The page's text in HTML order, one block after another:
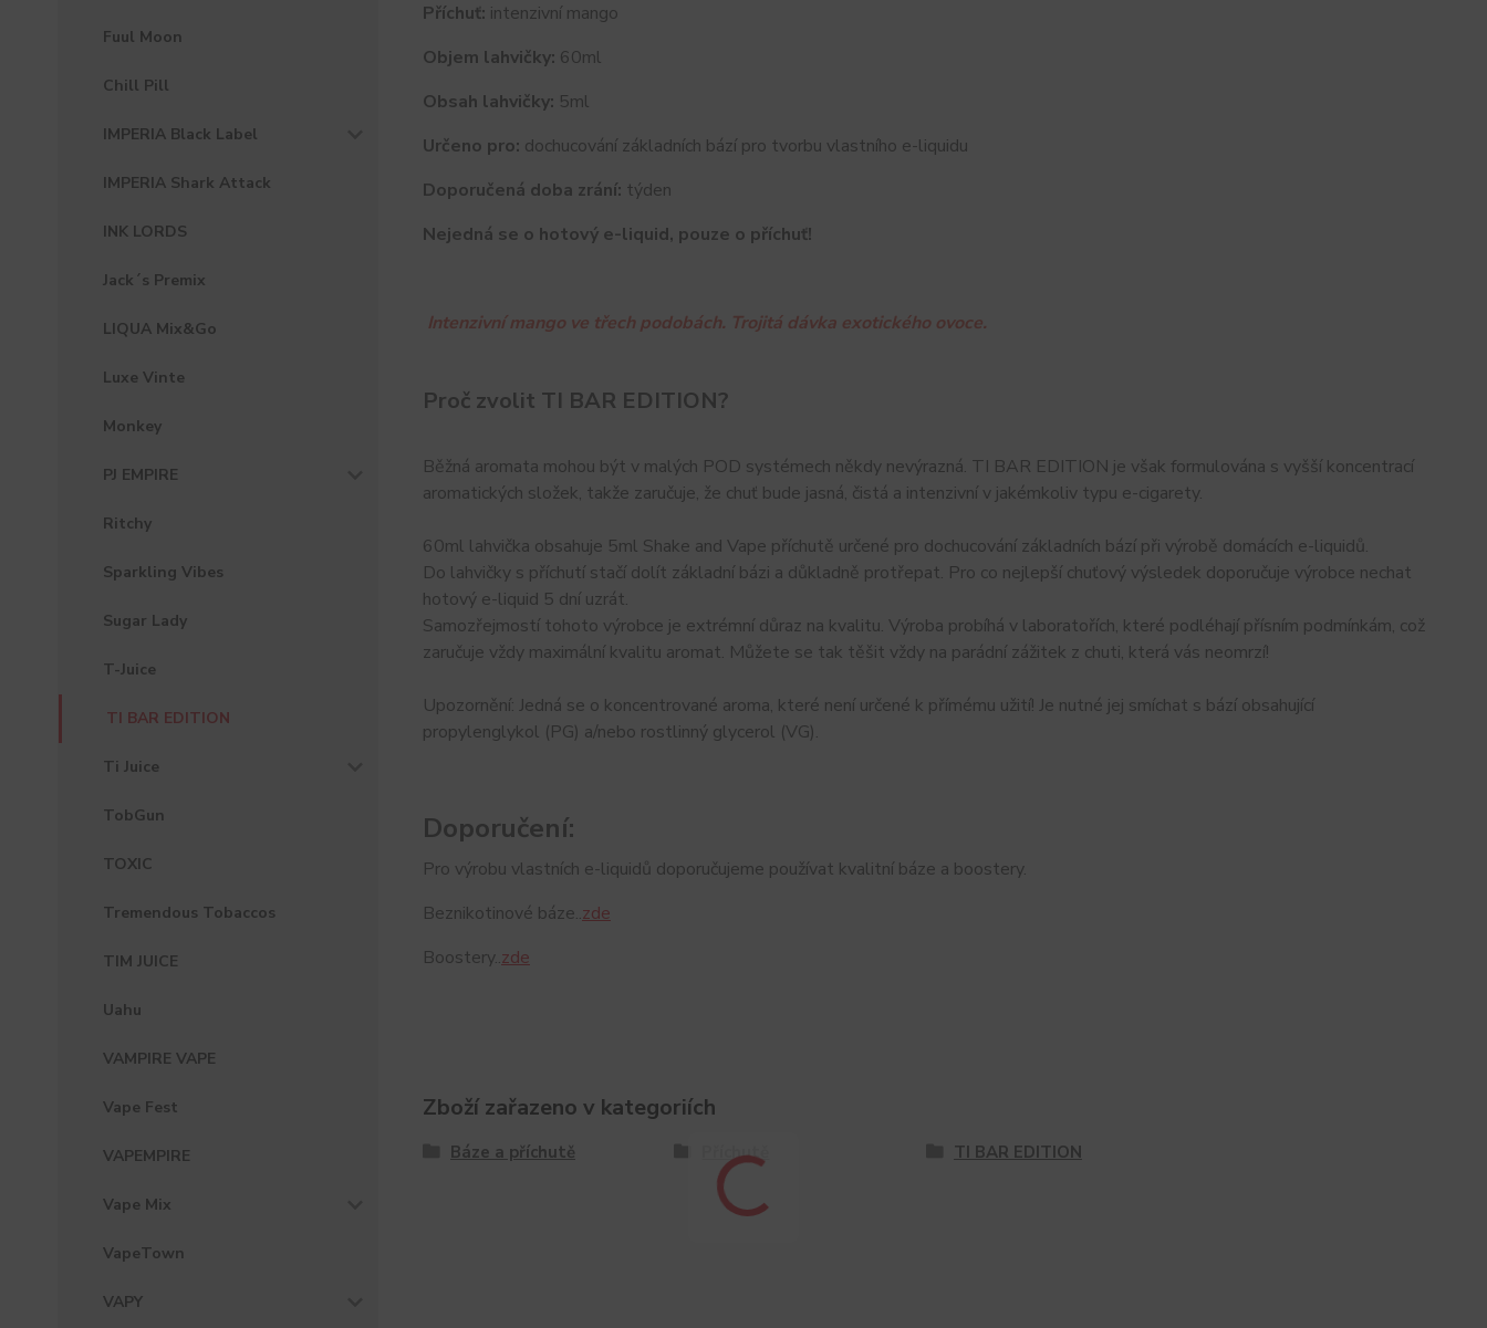
Fuul Moon
Chill Pill
IMPERIA Black Label
IMPERIA Shark Attack
INK LORDS
Jack´s Premix
LIQUA Mix&Go
Luxe Vinte
Monkey
PJ EMPIRE
Ritchy
Sparkling Vibes
Sugar Lady
T-Juice
TI BAR EDITION
Ti Juice
TobGun
TOXIC
Tremendous Tobaccos
TIM JUICE
Uahu
VAMPIRE VAPE
Vape Fest
VAPEMPIRE
Vape Mix
VapeTown
VAPY
Příchuť: intenzivní mango
Objem lahvičky: 60ml
Obsah lahvičky: 5ml
Určeno pro: dochucování základních bází pro tvorbu vlastního e-liquidu
Doporučená doba zrání: týden
Nejedná se o hotový e-liquid, pouze o příchuť!
Intenzivní mango ve třech podobách. Trojitá dávka exotického ovoce.
Proč zvolit TI BAR EDITION?
Běžná aromata mohou být v malých POD systémech někdy nevýrazná. TI BAR EDITION je však formulována s vyšší koncentrací
aromatických složek, takže zaručuje, že chuť bude jasná, čistá a intenzivní v jakémkoliv typu e-cigarety.
60ml lahvička obsahuje 5ml Shake and Vape příchutě určené pro dochucování základních bází při výrobě domácích e-liquidů.
Do lahvičky s příchutí stačí dolít základní bázi a důkladně protřepat. Pro co nejlepší chuťový výsledek doporučuje výrobce nechat
hotový e-liquid 5 dní uzrát.
Samozřejmostí tohoto výrobce je extrémní důraz na kvalitu. Výroba probíhá v laboratořích, které podléhají přísním podmínkám, což
zaručuje vždy maximální kvalitu aromat. Můžete se tak těšit vždy na parádní zážitek z chuti, která vás neomrzí!
Upozornění: Jedná se o koncentrované aroma, které není určené k přímému užití! Je nutné jej smíchat s bází obsahující
propylenglykol (PG) a/nebo rostlinný glycerol (VG).
Doporučení:
Pro výrobu vlastních e-liquidů doporučujeme používat kvalitní báze a boostery.
Beznikotinové báze..zde
Boostery..zde
Zboží zařazeno v kategoriích
Báze a příchutě Příchutě TI BAR EDITION